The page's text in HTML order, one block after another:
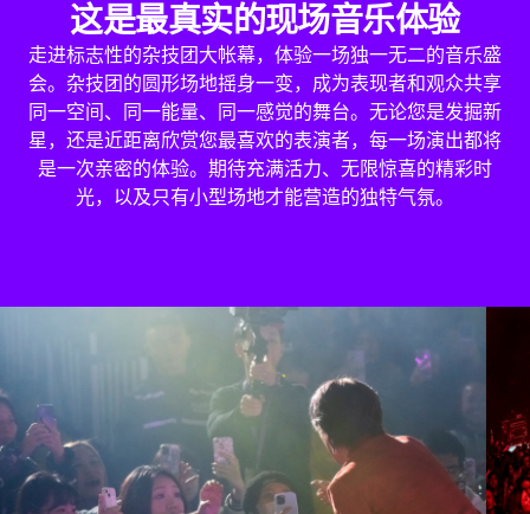
这是最真实的现场音乐体验
走进标志性的杂技团大帐幕，体验一场独一无二的音乐盛
会。杂技团的圆形场地摇身一变，成为表现者和观众共享
同一空间、同一能量、同一感觉的舞台。无论您是发掘新
星，还是近距离欣赏您最喜欢的表演者，每一场演出都将
是一次亲密的体验。期待充满活力、无限惊喜的精彩时
光，以及只有小型场地才能营造的独特气氛。